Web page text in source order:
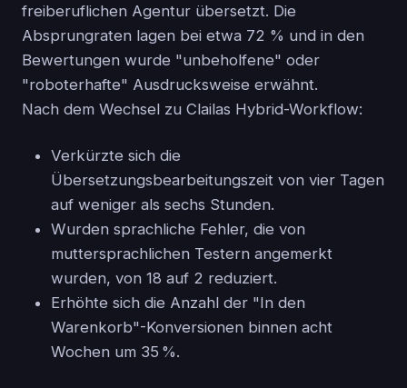
freiberuflichen Agentur übersetzt. Die
Absprungraten lagen bei etwa 72 % und in den
Bewertungen wurde "unbeholfene" oder
"roboterhafte" Ausdrucksweise erwähnt.
Nach dem Wechsel zu Clailas Hybrid-Workflow:
Verkürzte sich die
Übersetzungsbearbeitungszeit von vier Tagen
auf weniger als sechs Stunden.
Wurden sprachliche Fehler, die von
muttersprachlichen Testern angemerkt
wurden, von 18 auf 2 reduziert.
Erhöhte sich die Anzahl der "In den
Warenkorb"-Konversionen binnen acht
Wochen um 35 %.